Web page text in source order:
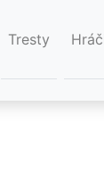
Tresty